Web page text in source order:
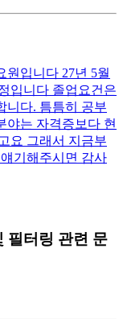
원입니다 27년 5월
입니다 졸업요건은
니다. 틈틈히 공부
야는 자격증보다 현
요 그래서 지금부
기해주시면 감사
필터링 관련 문